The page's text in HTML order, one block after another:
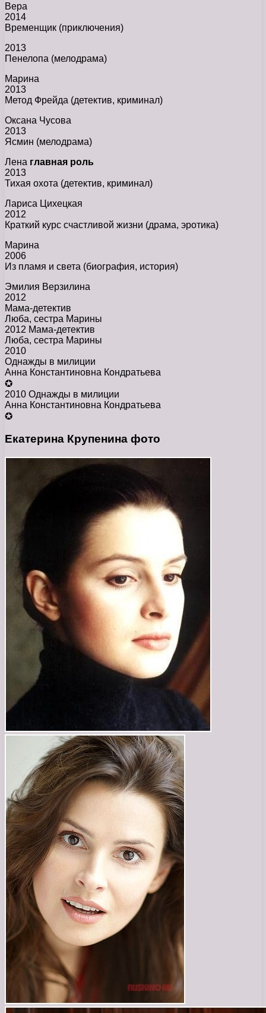
Вера
2014
Временщик (приключения)
2013
Пенелопа (мелодрама)
Марина
2013
Метод Фрейда (детектив, криминал)
Оксана Чусова
2013
Ясмин (мелодрама)
Лена главная роль
2013
Тихая охота (детектив, криминал)
Лариса Цихецкая
2012
Краткий курс счастливой жизни (драма, эротика)
Марина
2006
Из пламя и света (биография, история)
Эмилия Верзилина
2012
Мама-детектив
Люба, сестра Марины
2012 Мама-детектив
Люба, сестра Марины
2010
Однажды в милиции
Анна Константиновна Кондратьева
✪
2010 Однажды в милиции
Анна Константиновна Кондратьева
✪
Екатерина Крупенина фото